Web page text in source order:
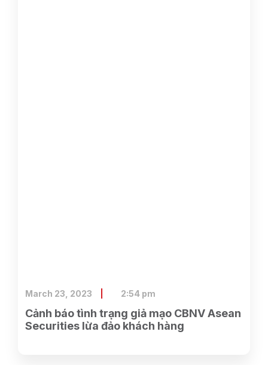
Cảnh báo tình trạng giả mạo CBNV Asean
Securities lừa đảo khách hàng
March 23, 2023 2:54 pm